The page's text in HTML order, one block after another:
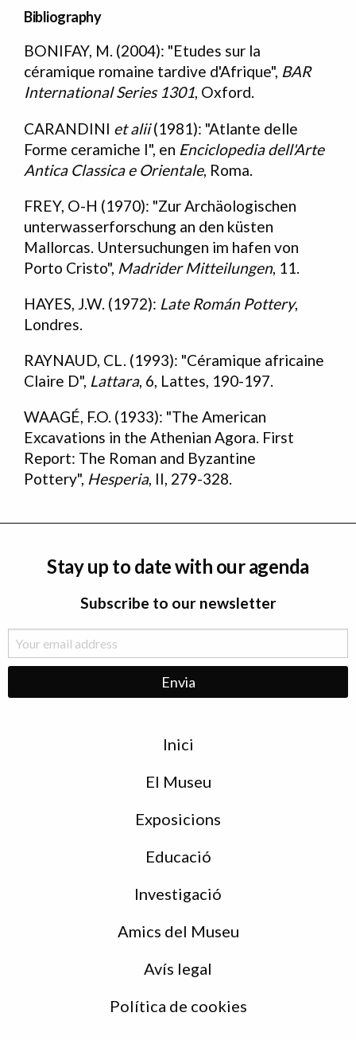
Bibliography
Bibliografia
BONIFAY, M. (2004): "Etudes sur la
céramique romaine tardive d'Afrique", BAR
International Series 1301, Oxford.
CARANDINI et alii(1981): "Atlante delle
Forme ceramiche I", en Enciclopedia dell'Arte
Antica Classica e Orientale, Roma.
FREY, O-H (1970): "Zur Archäologischen
unterwasserforschung an den küsten
Mallorcas. Untersuchungen im hafen von
Porto Cristo", Madrider Mitteilungen, 11.
HAYES, J.W. (1972): Late Román Pottery,
Londres.
RAYNAUD, CL. (1993): "Céramique africaine
Claire D", Lattara, 6, Lattes, 190-197.
WAAGÉ, F.O. (1933): "The American
Excavations in the Athenian Agora. First
Report: The Roman and Byzantine
Pottery", Hesperia, II, 279-328.
Stay up to date with our agenda
Subscribe to our newsletter
Inici
El Museu
Exposicions
Educació
Investigació
Amics del Museu
Avís legal
Política de cookies